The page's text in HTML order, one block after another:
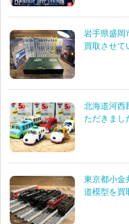
レベル 1/24 1997
PLUS
レベル 1/24 Porsche GT-1EVO
レベル 1/24 NASCAR 50th
COMMEMORATIVE CHEVY
レベル 1/24 94 BILL
GOLD TAURUS
レベル 1/24 17 DARRELL
岩手県盛岡
買取させて
北海道河西
ただきまし
東京都小金
道模型を買